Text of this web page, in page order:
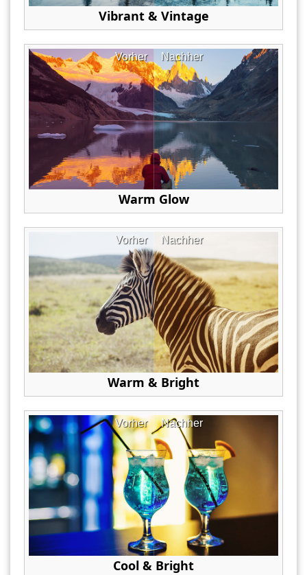
Vibrant & Vintage
Nachher
Vorher
Warm Glow
Nachher
Vorher
Warm & Bright
Nachher
Vorher
Cool & Bright